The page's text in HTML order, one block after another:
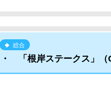
総合
「根岸ステークス」（